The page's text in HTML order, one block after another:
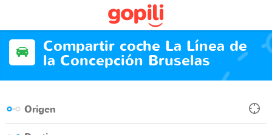
Compartir coche La Línea de
la Concepción Bruselas